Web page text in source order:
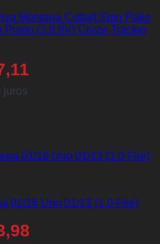
Montana Cobalt Spin Palio
(1.8 8V) Cruze Tracker
juros
01/16 Uno 01/13 (1.0 Fire)